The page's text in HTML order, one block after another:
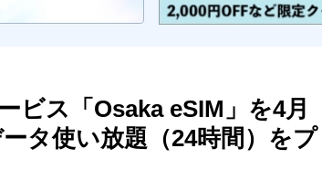
ビス「Osaka eSIM」を4月
タ使い放題（24時間）をプ